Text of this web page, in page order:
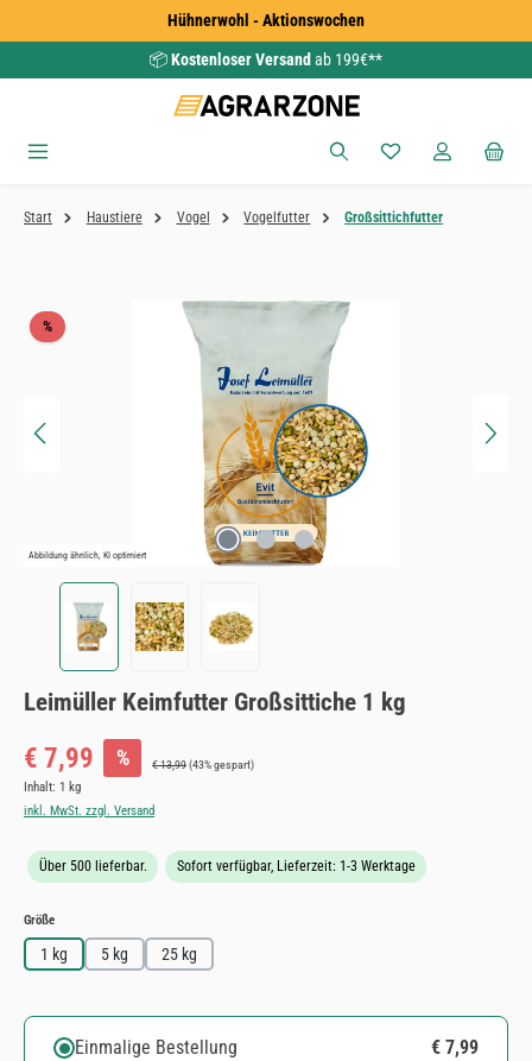
Zum Hauptinhalt springenHühnerwohl - Aktionswochen
📦Kostenloser Versand ab 199€**
Du hast 0
Start Haustiere Vogel Vogelfutter Großsittichfutter
Bildergalerie überspringen
%Rabatt
Abbildung ähnlich, KI optimiert
Leimüller Keimfutter Großsittiche 1 kg
Verkaufspreis:
€ 7,99 % Regulärer Preis:
€ 13,99(43% gespart)
Inhalt: 1 kg
inkl. MwSt. zzgl. Versand
Über 500 lieferbar. Sofort verfügbar, Lieferzeit: 1-3 Werktage
Größeauswählen
1 kg 5 kg 25 kg
Einmalige Bestellung € 7,99